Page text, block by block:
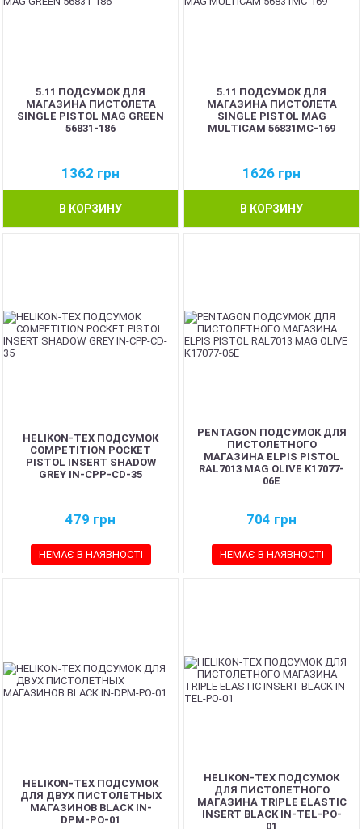
5.11 ПОДСУМОК ДЛЯ
МАГАЗИНА ПИСТОЛЕТА
SINGLE PISTOL MAG GREEN
56831-186
1362 грн
В КОРЗИНУ
5.11 ПОДСУМОК ДЛЯ
МАГАЗИНА ПИСТОЛЕТА
SINGLE PISTOL MAG
MULTICAM 56831MC-169
1626 грн
В КОРЗИНУ
HELIKON-TEX ПОДСУМОК
COMPETITION POCKET
PISTOL INSERT SHADOW
GREY IN-CPP-CD-35
479 грн
НЕМАЄ В НАЯВНОСТІ
PENTAGON ПОДСУМОК ДЛЯ
ПИСТОЛЕТНОГО
МАГАЗИНА ELPIS PISTOL
RAL7013 MAG OLIVE K17077-
06E
704 грн
НЕМАЄ В НАЯВНОСТІ
HELIKON-TEX ПОДСУМОК
ДЛЯ ДВУХ ПИСТОЛЕТНЫХ
МАГАЗИНОВ BLACK IN-
DPM-PO-01
HELIKON-TEX ПОДСУМОК
ДЛЯ ПИСТОЛЕТНОГО
МАГАЗИНА TRIPLE ELASTIC
INSERT BLACK IN-TEL-PO-
01